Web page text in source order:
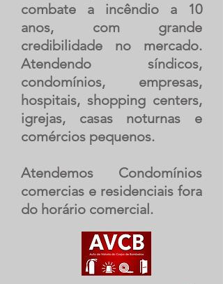
combate a incêndio a 10
anos, com grande
credibilidade no mercado.
Atendendo síndicos,
condomínios, empresas,
hospitais, shopping centers,
igrejas, casas noturnas e
comércios pequenos.
Atendemos Condomínios
comercias e residenciais fora
do horário comercial.